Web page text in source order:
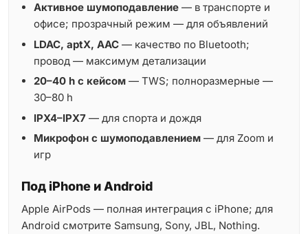
Активное шумоподавление — в транспорте и
офисе; прозрачный режим — для объявлений
LDAC, aptX, AAC — качество по Bluetooth;
провод — максимум детализации
20–40 h с кейсом — TWS; полноразмерные —
30–80 h
IPX4–IPX7 — для спорта и дождя
Микрофон с шумоподавлением — для Zoom и
игр
Под iPhone и Android
Apple AirPods — полная интеграция с iPhone; для
Android смотрите Samsung, Sony, JBL, Nothing.